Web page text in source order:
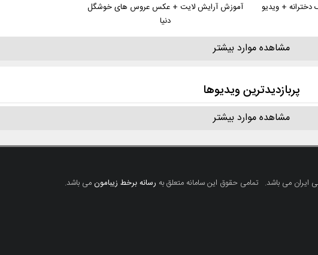
+ ویدیو
آموزش آرایش لایت + عکس عروس های خوشگل
دنیا
مشاهده موارد بیشتر
پربازدیدترین ویدیوها
مشاهده موارد بیشتر
ایران می باشد. تمامی حقوق این سامانه متعلق به رسانه برخط زیبامونمی باشد.